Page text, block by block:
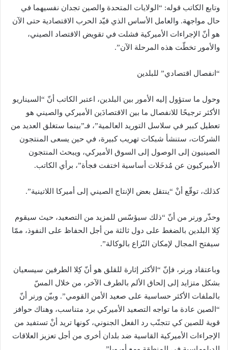
وتابع الكاتب قوله: “الولايات المتحدة والصين تجدان نفسيهما في
حال مواجهة. والعامل الأساس الذي قيّد الحرب الاقتصادية حتى الآن
هو أنّ الإجراءات الأميركية فشلت في تقويض الاقتصاد الصيني،
والأمور تخطّت هذه المرحلة الآن”.
“انفصال اقتصادي” للبلدين
وحول ما ستؤول إليه الأمور بين البلدين، اعتبر الكاتب أنّ “السيناريو
الأكثر ترجيحًا للانفصال ما بين الاقتصادَين الأميركي والصيني هو
تعطيل كبير في سلاسل التوريد العالمية”، فـ”بينما ستغلق العديد من
الشركات، ستنشأ شبكات تهريب كبيرة، في حين يسعى المنتجون
الصينيون إلى الوصول إلى السوق الأميركي، ويبحث المنتجون
الأميركيون عن مُدخَلات أساسية اختفت فجأة”، برأي الكاتب.
كذلك، توقّع أنْ “ينتقل بعض الإنتاج الصيني إلى أميركا اللاتينية”.
وحذّر ورنر من أنّ “ذلك سيؤسّس للمزيد من التصعيد، حيث سيقوم
كِلا البلدين بالضغط على دول ثالثة من أجل الحفاظ على النفوذ، ممّا
سيفتح المجال لإمكان النّزاع بالوكالة”.
وباعتقاد ورنر، فإنّ “الأكثر إثارة للقلق هو أنّ كِلا الطرفين سيسعيان
بشكل متزايد إلى إلحاق الألم بالطرف الآخر، من خلال المسّ
بالملفات الأكثر حساسية على صعيد الأمن القومي”. وبيّن ورنر أنّ
“الصين عادة ما تواجه التصعيد الأميركي برد متناسب، وهناك حوافز
قوية للصين كي تتجنّب رد الفعل الجنوني، كونها تريد أنْ تستفيد من
الإجراءات الأميركية القاسية ضد بلدان أخرى من أجل تعزيز العلاقات